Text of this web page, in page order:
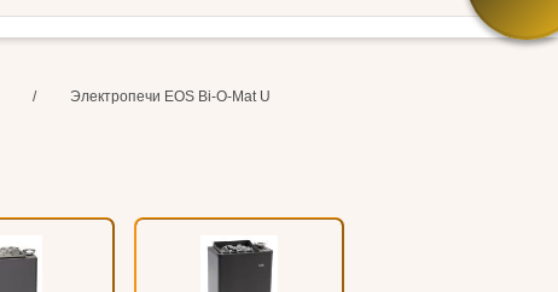
/ Электропечи EOS Bi-O-Mat U